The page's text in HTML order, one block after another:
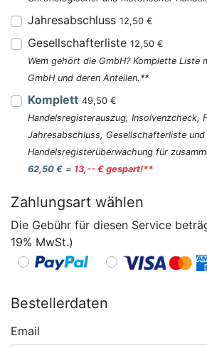
Jahresabschluss 12,50 €
Gesellschafterliste 12,50 €
Wem gehört die GmbH? Komplette Liste
GmbH und deren Anteilen.**
Komplett 49,50 €
Handelsregisterauszug, Insolvenzcheck,
Jahresabschluss, Gesellschafterliste und
Handelsregisterüberwachung für
62,50 € = 13,-- € gespart!**
Zahlungsart wählen
Die Gebühr für diesen Service
19% MwSt.)
Bestellerdaten
Email